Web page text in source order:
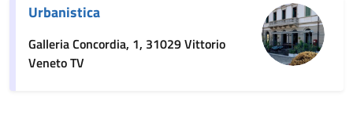
Urbanistica
Galleria Concordia, 1, 31029 Vittorio
Veneto TV